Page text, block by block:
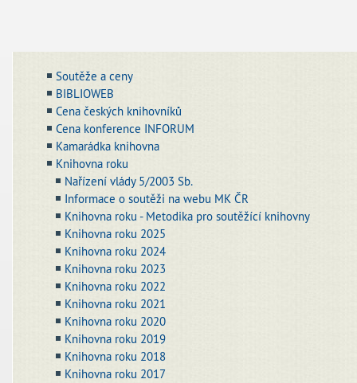
Soutěže a ceny
BIBLIOWEB
Cena českých knihovníků
Cena konference INFORUM
Kamarádka knihovna
Knihovna roku
Nařízení vlády 5/2003 Sb.
Informace o soutěži na webu MK ČR
Knihovna roku - Metodika pro soutěžící knihovny
Knihovna roku 2025
Knihovna roku 2024
Knihovna roku 2023
Knihovna roku 2022
Knihovna roku 2021
Knihovna roku 2020
Knihovna roku 2019
Knihovna roku 2018
Knihovna roku 2017